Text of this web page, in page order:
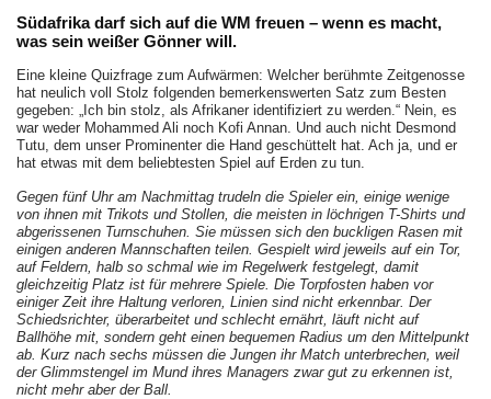
Südafrika darf sich auf die WM freuen – wenn es macht,
was sein weißer Gönner will.
Eine kleine Quizfrage zum Aufwärmen: Welcher berühmte Zeitgenosse
hat neulich voll Stolz folgenden bemerkenswerten Satz zum Besten
gegeben: „Ich bin stolz, als Afrikaner identifiziert zu werden.“ Nein, es
war weder Mohammed Ali noch Kofi Annan. Und auch nicht Desmond
Tutu, dem unser Prominenter die Hand geschüttelt hat. Ach ja, und er
hat etwas mit dem beliebtesten Spiel auf Erden zu tun.
Gegen fünf Uhr am Nachmittag trudeln die Spieler ein, einige wenige
von ihnen mit Trikots und Stollen, die meisten in löchrigen T-Shirts und
abgerissenen Turnschuhen. Sie müssen sich den buckligen Rasen mit
einigen anderen Mannschaften teilen. Gespielt wird jeweils auf ein Tor,
auf Feldern, halb so schmal wie im Regelwerk festgelegt, damit
gleichzeitig Platz ist für mehrere Spiele. Die Torpfosten haben vor
einiger Zeit ihre Haltung verloren, Linien sind nicht erkennbar. Der
Schiedsrichter, überarbeitet und schlecht ernährt, läuft nicht auf
Ballhöhe mit, sondern geht einen bequemen Radius um den Mittelpunkt
ab. Kurz nach sechs müssen die Jungen ihr Match unterbrechen, weil
der Glimmstengel im Mund ihres Managers zwar gut zu erkennen ist,
nicht mehr aber der Ball.